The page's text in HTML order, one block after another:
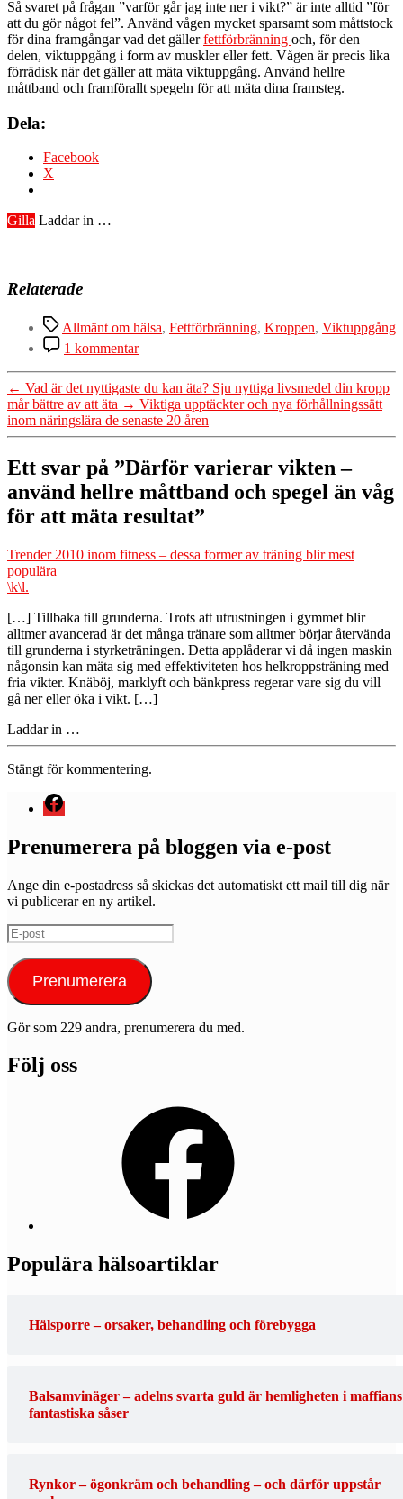
Så svaret på frågan ”varför går jag inte ner i vikt?” är inte alltid ”för
att du gör något fel”. Använd vågen mycket sparsamt som måttstock
för dina framgångar vad det gällerfettförbränning och, för den
delen, viktuppgång i form av muskler eller fett. Vågen är precis lika
förrädisk när det gäller att mäta viktuppgång. Använd hellre
måttband och framförallt spegeln för att mäta dina framsteg.
Dela:
Facebook
X
Gilla Laddar in …
Relaterade
Etiketter
Allmänt om hälsa, Fettförbränning, Kroppen, Viktuppgång
1 kommentartill
Därför
varierar
vikten
–
använd
hellre
måttband
och
spegel
våg
att
← Vad är det nyttigaste du kan äta? Sju nyttiga livsmedel din kropp
mår bättre av att äta → Viktiga upptäckter och nya förhållningssätt
inom näringslära de senaste 20 åren
Ett svar på ”Därför varierar vikten –
använd hellre måttband och spegel än våg
för att mäta resultat”
Trender 2010 inom fitness – dessa former av träning blir mest
populära
\k\l.
[…] Tillbaka till grunderna. Trots att utrustningen i gymmet blir
alltmer avancerad är det många tränare som alltmer börjar återvända
till grunderna i styrketräningen. Detta applåderar vi då ingen maskin
någonsin kan mäta sig med effektiviteten hos helkroppsträning med
fria vikter. Knäböj, marklyft och bänkpress regerar vare sig du vill
gå ner eller öka i vikt. […]
Laddar in …
Stängt för kommentering.
Menyval
Prenumerera på bloggen via e-post
Ange din e-postadress så skickas det automatiskt ett mail till dig när
vi publicerar en ny artikel.
E-
post
Prenumerera
Gör som 229 andra, prenumerera du med.
Följ oss
Populära hälsoartiklar
Hälsporre – orsaker, behandling och förebygga
Balsamvinäger – adelns svarta guld är hemligheten i maffians
fantastiska såser
Rynkor – ögonkräm och behandling – och därför uppstår